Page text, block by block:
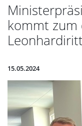
kommt zum
15.05.2024